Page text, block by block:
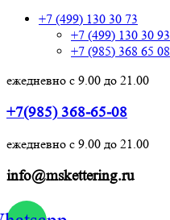
+7 (499) 130 30 73
+7 (499) 130 30 93
+7 (985) 368 65 08
ежедневно с 9.00 до 21.00
+7(985) 368-65-08
ежедневно с 9.00 до 21.00
info@mskettering.ru